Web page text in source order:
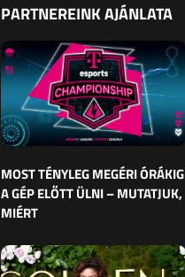
PARTNEREINK AJÁNLATA
MOST TÉNYLEG MEGÉRI ÓRÁKIG
A GÉP ELŐTT ÜLNI – MUTATJUK,
MIÉRT